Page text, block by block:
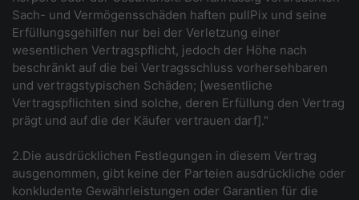
Sach- und Vermögensschäden haften pullPix und seine
Erfüllungsgehilfen nur bei der Verletzung einer
wesentlichen Vertragspflicht, jedoch der Höhe nach
beschränkt auf die bei Vertragsschluss vorhersehbaren
und vertragstypischen Schäden; [wesentliche
Vertragspflichten sind solche, deren Erfüllung den Vertrag
prägt und auf die der Käufer vertrauen darf]."
2.Die ausdrücklichen Festlegungen in diesem Vertrag
ausgenommen, gibt keine der Parteien ausdrückliche oder
konkludente Gewährleistungen oder Garantien für die